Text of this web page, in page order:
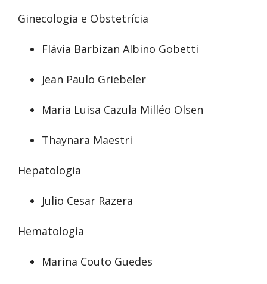
Ginecologia e Obstetrícia
Flávia Barbizan Albino Gobetti
Jean Paulo Griebeler
Maria Luisa Cazula Milléo Olsen
Thaynara Maestri
Hepatologia
Julio Cesar Razera
Hematologia
Marina Couto Guedes